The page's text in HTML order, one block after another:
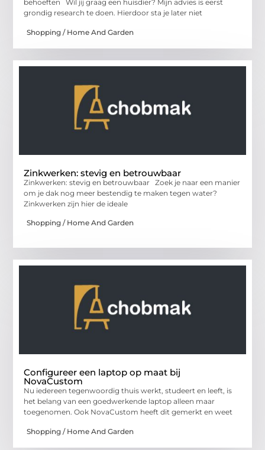
behoeften Wil jij graag een huisdier? Mijn advies is eerst
grondig research te doen. Hierdoor sta je later niet
Shopping / Home And Garden
Zinkwerken: stevig en betrouwbaar
Zinkwerken: stevig en betrouwbaar Zoek je naar een manier
om je dak nog meer bestendig te maken tegen water?
Zinkwerken zijn hier de ideale
Shopping / Home And Garden
Configureer een laptop op maat bij
NovaCustom
Nu iedereen tegenwoordig thuis werkt, studeert en leeft, is
het belang van een goedwerkende laptop alleen maar
toegenomen. Ook NovaCustom heeft dit gemerkt en weet
Shopping / Home And Garden